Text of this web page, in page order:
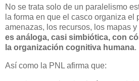
No se trata solo de un paralelismo
la forma en que el casco organiza el
amenazas, los recursos, los mapas
es análoga, casi simbiótica, con
la organización cognitiva humana.
Así como la PNL afirma que: